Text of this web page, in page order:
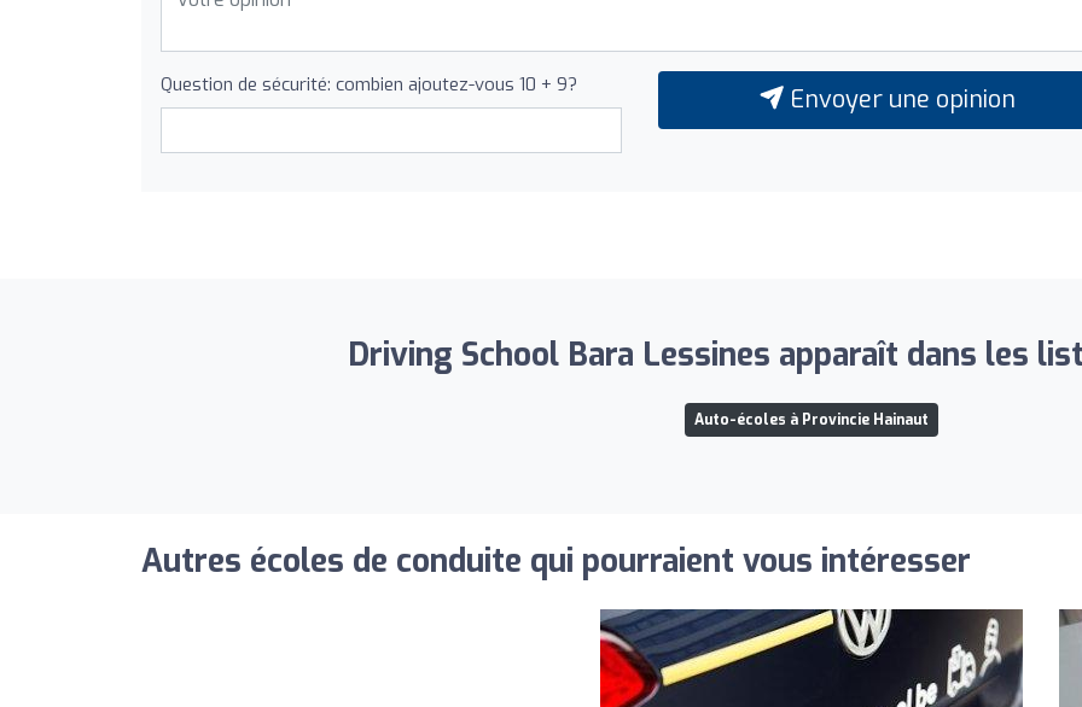
Question de sécurité: combien ajoutez-vous 10 + 9? Envoyer une opinion
Driving School Bara Lessines apparaît dans les
Auto-écoles à Provincie Hainaut
Autres écoles de conduite qui pourraient vous intéresser